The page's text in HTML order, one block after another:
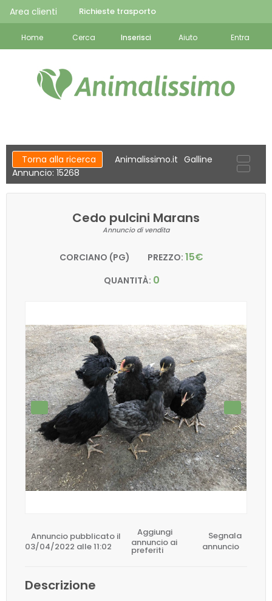
Area clienti Richieste trasporto
Home Cerca Inserisci Aiuto Entra
Torna alla ricerca Animalissimo.it Galline
Annuncio: 15268
Cedo pulcini Marans
Annuncio di vendita
CORCIANO (PG) PREZZO: 15€
QUANTITÀ: 0
Annuncio pubblicato il
03/04/2022 alle 11:02
Aggiungi
annuncio ai
preferiti
Segnala
annuncio
Descrizione